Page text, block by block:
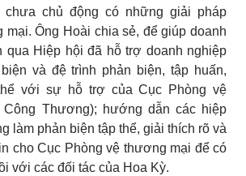
chưa chủ động có những giải pháp
mại. Ông Hoài chia sẻ, để giúp doanh
qua Hiệp hội đã hỗ trợ doanh nghiệp
và đệ trình phản biện, tập huấn,
với sự hỗ trợ của Cục Phòng vệ
Thương); hướng dẫn các hiệp
làm phản biện tập thể, giải thích rõ và
cho Cục Phòng vệ thương mại để có
với các đối tác của Hoa Kỳ.